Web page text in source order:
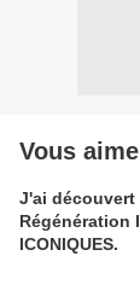
Vous
J'ai découvert
Régénération
ICONIQUES.